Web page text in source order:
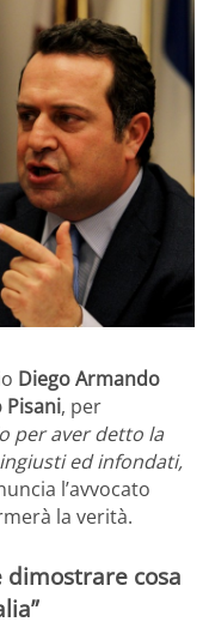
Diego Armando
Pisani, per
per aver detto la
ed infondati,
l’avvocato
la verità.
dimostrare cosa